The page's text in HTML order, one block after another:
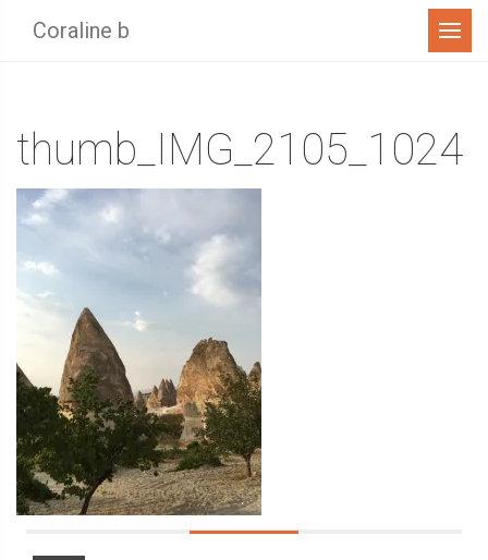
Coraline b Menu
thumb_IMG_2105_1024